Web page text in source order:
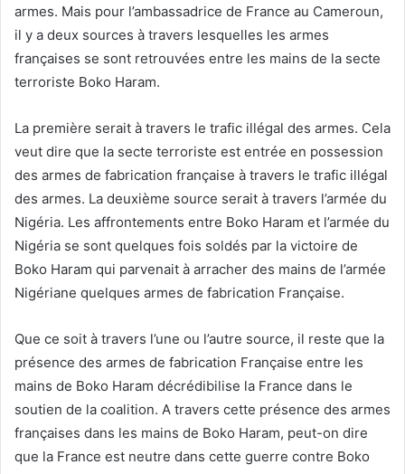
armes. Mais pour l’ambassadrice de France au Cameroun,
il y a deux sources à travers lesquelles les armes
françaises se sont retrouvées entre les mains de la secte
terroriste Boko Haram.
La première serait à travers le trafic illégal des armes. Cela
veut dire que la secte terroriste est entrée en possession
des armes de fabrication française à travers le trafic illégal
des armes. La deuxième source serait à travers l’armée du
Nigéria. Les affrontements entre Boko Haram et l’armée du
Nigéria se sont quelques fois soldés par la victoire de
Boko Haram qui parvenait à arracher des mains de l’armée
Nigériane quelques armes de fabrication Française.
Que ce soit à travers l’une ou l’autre source, il reste que la
présence des armes de fabrication Française entre les
mains de Boko Haram décrédibilise la France dans le
soutien de la coalition. A travers cette présence des armes
françaises dans les mains de Boko Haram, peut-on dire
que la France est neutre dans cette guerre contre Boko